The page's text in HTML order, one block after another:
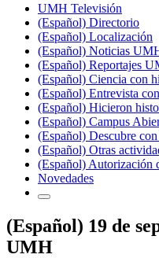
UMH Televisión
(Español) Directorio
(Español) Localización
(Español) Noticias
(Español) Reportajes
(Español) Ciencia con
(Español) Entrevista
(Español) Hicieron
(Español) Campus
(Español) Descubre
(Español) Otras
(Español) Autorización
Novedades
(Español) 19 de
UMH